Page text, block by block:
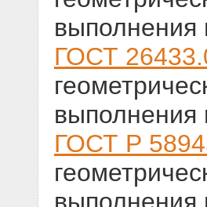
ГОСТ
ГОСТ Р